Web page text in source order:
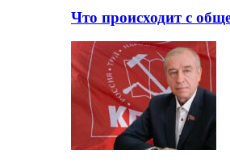
Что происходит с